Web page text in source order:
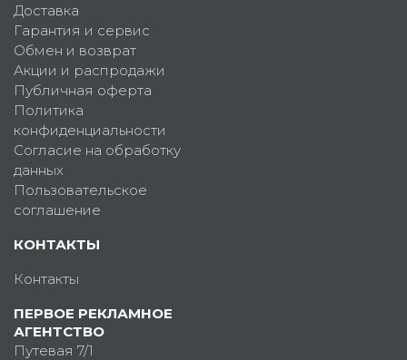
Доставка
Гарантия и сервис
Обмен и возврат
Акции и распродажи
Публичная оферта
Политика
конфиденциальности
Согласие на обработку
данных
Пользовательское
соглашение
КОНТАКТЫ
Контакты
ПЕРВОЕ РЕКЛАМНОЕ
АГЕНТСТВО
Путевая 7/1